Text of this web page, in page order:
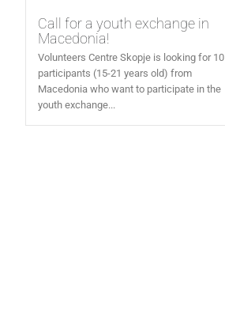
Call for a youth exchange in
Macedonia!
Volunteers Centre Skopje is looking for 10
participants (15-21 years old) from
Macedonia who want to participate in the
youth exchange...